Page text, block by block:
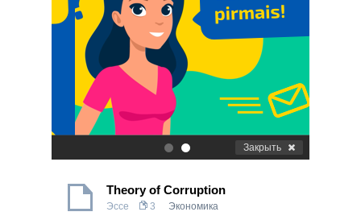
. Закрыть
Theory of Corruption
Эссе 3 Экономика